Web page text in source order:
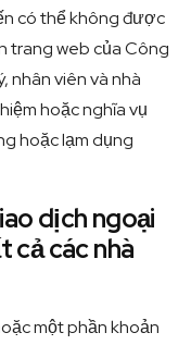
có thể không được
trang web của Công
nhân viên và nhà
hoặc nghĩa vụ
hoặc lạm dụng
dịch ngoại
cả các nhà
một phần khoản